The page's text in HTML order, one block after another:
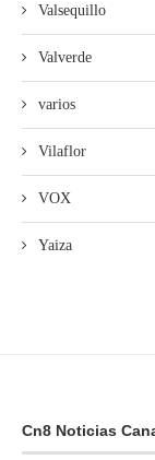
Valsequillo
Valverde
varios
Vilaflor
VOX
Yaiza
Cn8 Noticias